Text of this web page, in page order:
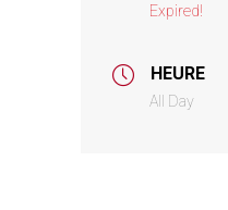
Expired!
HEURE
All Day